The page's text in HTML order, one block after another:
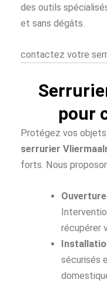
des outils
et sans dégâts.
contactez votre
pour
Protégez vos objets
serrurier
forts. Nous
récupérer
sécurisés